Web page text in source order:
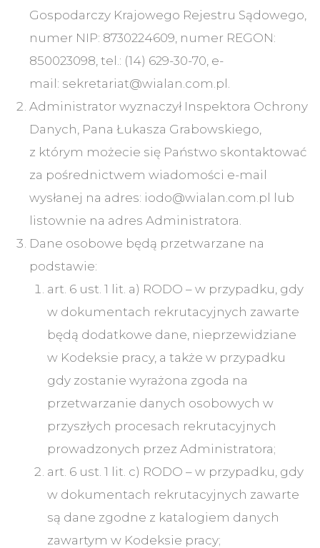
Gospodarczy Krajowego Rejestru Sądowego,
numer NIP: 8730224609, numer REGON:
850023098, tel.: (14) 629-30-70, e-
mail: sekretariat@wialan.com.pl.
Administrator wyznaczył Inspektora Ochrony
Danych, Pana Łukasza Grabowskiego,
z którym możecie się Państwo skontaktować
za pośrednictwem wiadomości e-mail
wysłanej na adres: iodo@wialan.com.pl lub
listownie na adres Administratora.
Dane osobowe będą przetwarzane na
podstawie:
art. 6 ust. 1 lit. a) RODO – w przypadku, gdy
w dokumentach rekrutacyjnych zawarte
będą dodatkowe dane, nieprzewidziane
w Kodeksie pracy, a także w przypadku
gdy zostanie wyrażona zgoda na
przetwarzanie danych osobowych w
przyszłych procesach rekrutacyjnych
prowadzonych przez Administratora;
art. 6 ust. 1 lit. c) RODO – w przypadku, gdy
w dokumentach rekrutacyjnych zawarte
są dane zgodne z katalogiem danych
zawartym w Kodeksie pracy;